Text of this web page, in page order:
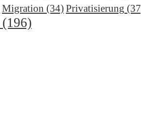
Migration (34) Privatisierung
(196)